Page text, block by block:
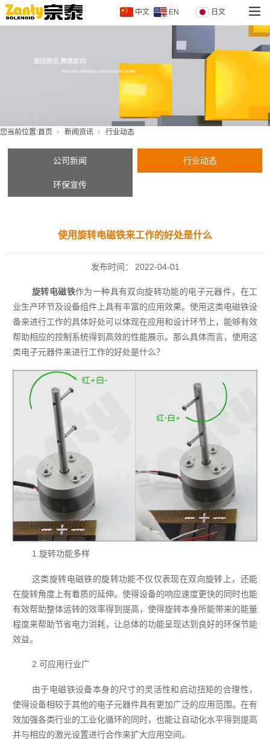
中文 EN 日文
您当前位置:首页 新闻资讯 行业动态
公司新闻 行业动态
环保宣传
使用旋转电磁铁来工作的好处是什么
发布时间： 2022-04-01
旋转电磁铁作为一种具有双向旋转功能的电子元器件，在工
业生产环节及设备组件上具有丰富的应用效果。使用这类电磁铁设
备来进行工作的具体好处可以体现在应用和设计环节上，能够有效
帮助相应的控制系统得到高效的性能展示。那么具体而言，使用这
类电子元器件来进行工作的好处是什么？
1.旋转功能多样
这类旋转电磁铁的旋转功能不仅仅表现在双向旋转上，还能
在旋转角度上有着质的延伸。使得设备的响应速度更快的同时也能
有效帮助整体运转的效率得到提高，使得旋转本身所能带来的能量
程度来帮助节省电力消耗，让总体的功能呈现达到良好的环保节能
效益。
2.可应用行业广
由于电磁铁设备本身的尺寸的灵活性和启动扭矩的合理性，
使得设备相较于其他的电子元器件具有更加广泛的应用范围。在有
效加强各类行业的工业化循环的同时，也能让自动化水平得到提高
并与相应的激光设置进行合作来扩大应用空间。